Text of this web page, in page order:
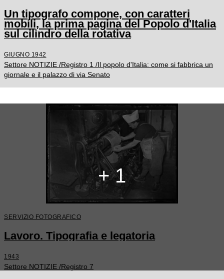
Un tipografo compone, con caratteri
mobili, la prima pagina del Popolo d'Italia
sul cilindro della rotativa
GIUGNO 1942
Settore NOTIZIE /Registro 1 /Il popolo d'Italia: come si fabbrica un
giornale e il palazzo di via Senato
+ 1
SERVIZIO FOTOGRAFICO
Lavoro. Tipografia e legatoria
1943
Settore NOTIZIE /Registro 7